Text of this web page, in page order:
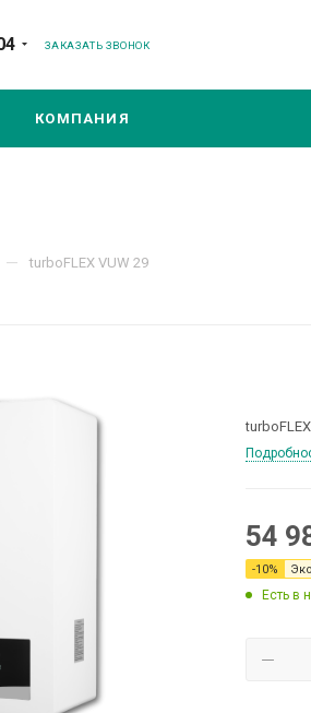
ЗАКАЗАТЬ ЗВОНОК
КОМПАНИЯ
— turboFLEX VUW 29
54
-10%
Есть в